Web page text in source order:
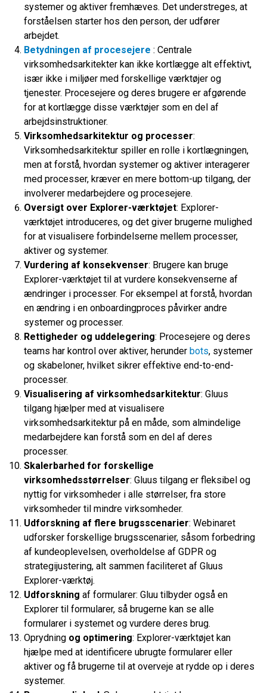
systemer og aktiver fremhæves. Det understreges, at
forståelsen starter hos den person, der udfører
arbejdet.
Betydningen af procesejere : Centrale
virksomhedsarkitekter kan ikke kortlægge alt effektivt,
især ikke i miljøer med forskellige værktøjer og
tjenester. Procesejere og deres brugere er afgørende
for at kortlægge disse værktøjer som en del af
arbejdsinstruktioner.
Virksomhedsarkitektur og processer:
Virksomhedsarkitektur spiller en rolle i kortlægningen,
men at forstå, hvordan systemer og aktiver interagerer
med processer, kræver en mere bottom-up tilgang, der
involverer medarbejdere og procesejere.
Oversigt over Explorer-værktøjet: Explorer-
værktøjet introduceres, og det giver brugerne mulighed
for at visualisere forbindelserne mellem processer,
aktiver og systemer.
Vurdering af konsekvenser: Brugere kan bruge
Explorer-værktøjet til at vurdere konsekvenserne af
ændringer i processer. For eksempel at forstå, hvordan
en ændring i en onboardingproces påvirker andre
systemer og processer.
Rettigheder og uddelegering: Procesejere og deres
teams har kontrol over aktiver, herunder bots, systemer
og skabeloner, hvilket sikrer effektive end-to-end-
processer.
Visualisering af virksomhedsarkitektur: Gluus
tilgang hjælper med at visualisere
virksomhedsarkitektur på en måde, som almindelige
medarbejdere kan forstå som en del af deres
processer.
Skalerbarhed for forskellige
virksomhedsstørrelser: Gluus tilgang er fleksibel og
nyttig for virksomheder i alle størrelser, fra store
virksomheder til mindre virksomheder.
Udforskning af flere brugsscenarier: Webinaret
udforsker forskellige brugsscenarier, såsom forbedring
af kundeoplevelsen, overholdelse af GDPR og
strategijustering, alt sammen faciliteret af Gluus
Explorer-værktøj.
Udforskning af formularer: Gluu tilbyder også en
Explorer til formularer, så brugerne kan se alle
formularer i systemet og vurdere deres brug.
Oprydning og optimering: Explorer-værktøjet kan
hjælpe med at identificere ubrugte formularer eller
aktiver og få brugerne til at overveje at rydde op i deres
systemer.